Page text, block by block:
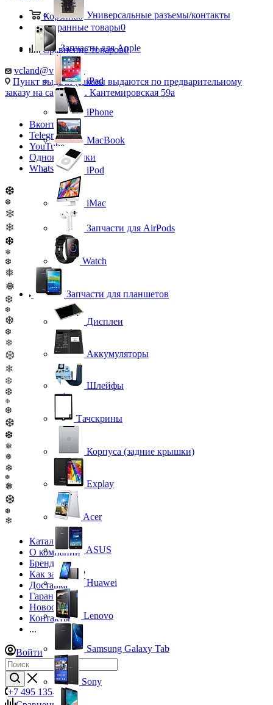
Корзина0
Избранные товары0
Сравнение товаров0
vcland@vcland.ru
Пункт выдачи (заказы выдаются по предварительному
заказу на сайте), ул. Кантемировская 59а
Вконтакте
Telegram
YouTube
Одноклассники
WhatsApp
❆
❆
❄
❄
❆
❄
❆
❅
❅
❆
❆
❆
❆
❄
❆
❄
❆
❆
❄
❆
❆
❆
❅
❅
❄
❆
❅
❆
❆
❄
Каталог
О компании
Бренды
Как заказать?
Доставка
Гарантия
Новости
Контакты
...
Войти
+7 495 135-39-43
Универсальные разъемы/контакты
Запчасти для Apple
iPad
iPhone
MacBook
iPod
iMac
Запчасти для AirPods
Watch
Запчасти для планшетов
Дисплеи
Аккумуляторы
Шлейфы
Тачскрины
Корпуса (задние крышки)
Explay
Acer
ASUS
Huawei
Lenovo
Samsung Galaxy Tab
Sony